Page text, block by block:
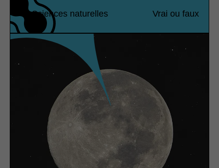
Sciences naturelles Vrai ou faux